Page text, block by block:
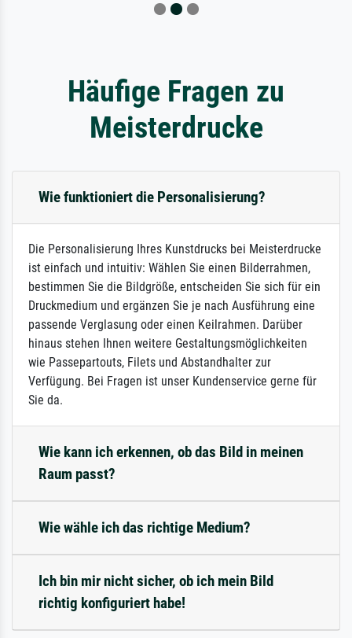
Häufige Fragen zu
Meisterdrucke
Wie funktioniert die Personalisierung?
Die Personalisierung Ihres Kunstdrucks bei Meisterdrucke
ist einfach und intuitiv: Wählen Sie einen Bilderrahmen,
bestimmen Sie die Bildgröße, entscheiden Sie sich für ein
Druckmedium und ergänzen Sie je nach Ausführung eine
passende Verglasung oder einen Keilrahmen. Darüber
hinaus stehen Ihnen weitere Gestaltungsmöglichkeiten
wie Passepartouts, Filets und Abstandhalter zur
Verfügung. Bei Fragen ist unser Kundenservice gerne für
Sie da.
Wie kann ich erkennen, ob das Bild in meinen
Raum passt?
Wie wähle ich das richtige Medium?
Ich bin mir nicht sicher, ob ich mein Bild
richtig konfiguriert habe!